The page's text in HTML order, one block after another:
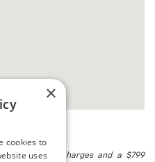
destination charges and a $799
×
cookies to
uses